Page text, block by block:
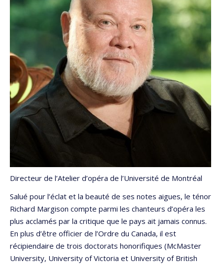
Directeur de l’Atelier d’opéra de l’Université de Montréal
Salué pour l’éclat et la beauté de ses notes aigues, le ténor
Richard Margison compte parmi les chanteurs d’opéra les
plus acclamés par la critique que le pays ait jamais connus.
En plus d’être officier de l’Ordre du Canada, il est
récipiendaire de trois doctorats honorifiques (McMaster
University, University of Victoria et University of British